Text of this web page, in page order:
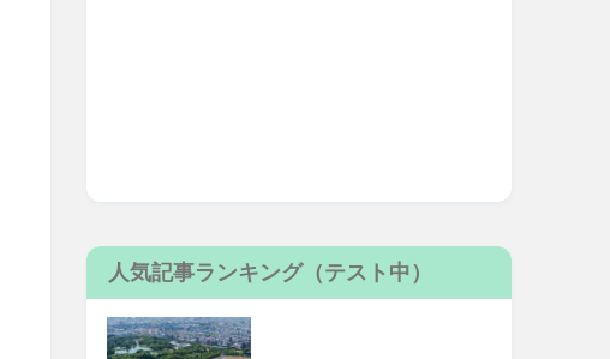
人気記事ランキング（テスト中）